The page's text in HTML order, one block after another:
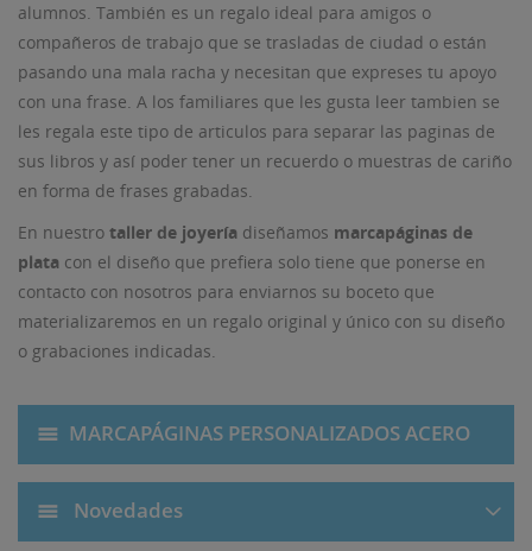
MARCAPÁGINAS PERSONALIZADOS ACERO
Novedades
alumnos. También es un regalo ideal para amigos o
compañeros de trabajo que se trasladas de ciudad o están
pasando una mala racha y necesitan que expreses tu apoyo
con una frase. A los familiares que les gusta leer tambien se
les regala este tipo de articulos para separar las paginas de
sus libros y así poder tener un recuerdo o muestras de cariño
en forma de frases grabadas.
En nuestro taller de joyería diseñamos marcapáginas de
plata con el diseño que prefiera solo tiene que ponerse en
contacto con nosotros para enviarnos su boceto que
materializaremos en un regalo original y único con su diseño
o grabaciones indicadas.